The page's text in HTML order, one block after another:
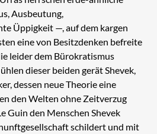
Ausbeutung,
Üppigkeit —, auf dem kargen
eine von Besitzdenken befreite
leider dem Bürokratismus
dieser beiden gerät Shevek,
dessen neue Theorie eine
den Welten ohne Zeitverzug
Guin den Menschen Shevek
schildert und mit